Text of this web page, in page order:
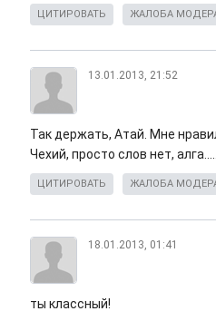
ЦИТИРОВАТЬ ЖАЛОБА
13.01.2013, 21:52
Так держать, Атай. Мне
Чехий, просто слов нет, алга.....
ЦИТИРОВАТЬ ЖАЛОБА
18.01.2013, 01:41
ты классный!